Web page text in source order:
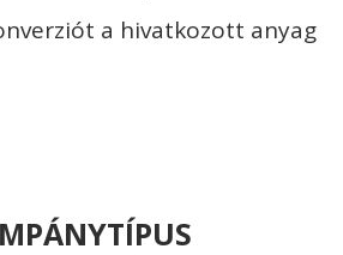
a hivatkozott anyag